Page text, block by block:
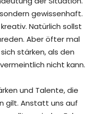
gewissenhaft.
Natürlich sollst
Aber öfter mal
stärken, als den
nicht kann.
und Talente, die
gilt. Anstatt uns auf